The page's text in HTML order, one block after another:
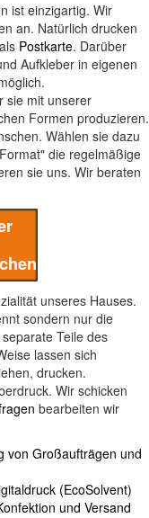
ist einzigartig. Wir
an. Natürlich drucken
Postkarte. Darüber
Aufkleber in eigenen
sie mit unserer
Formen produzieren.
Wählen sie dazu
die regelmäßige
sie uns. Wir beraten
unseres Hauses.
sondern nur die
Teile des
lassen sich
drucken.
Wir schicken
bearbeiten wir
von Großaufträgen und
(EcoSolvent)
und Versand